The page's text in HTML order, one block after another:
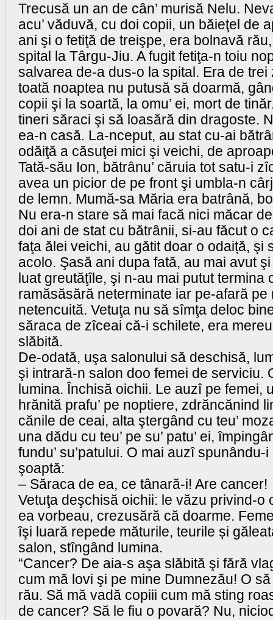
Trecusă un an de cân’ murisă Nelu.
acu’ văduvă, cu doi copii, un băieţel de
ani şi o fetiţă de treişpe, era bolnavă
spital la Târgu-Jiu. A fugit fetiţa-n toiu
salvarea de-a dus-o la spital. Era de trei
toată noaptea nu putusă să doarmă,
copii şi la soartă, la omu’ ei, mort de
tineri săraci şi să loasără din dragoste.
ea-n casă. La-nceput, au stat cu-ai
odăiţă a căsuţei mici şi veichi, de
Tată-său Ion, bătrânu’ căruia tot satu-i
avea un picior de pe front şi umbla-n
de lemn. Mumă-sa Măria era batrână,
Nu era-n stare să mai facă nici măcar
doi ani de stat cu bătrânii, si-au făcut o
faţa ălei veichi, au gătit doar o odaiță, şi
acolo. Şasă ani dupa fată, au mai avut şi
luat greutăţîle, şi n-au mai putut termina
ramăsăsără neterminate iar pe-afară pe
netencuită. Vetuţa nu să sîmţa deloc
săraca de zîceai că-i schilete, era
slăbită.
De-odată, uşa salonului să deschisă,
şi intrară-n salon doo femei de serviciu.
lumina. Închisă oichii. Le auzî pe femei,
hrănită prafu’ pe noptiere, zdrăncănind
cănile de ceai, alta ştergând cu teu’
una dădu cu teu’ pe su’ patu’ ei,
fundu’ su’patului. O mai auzî spunându-
şoaptă:
– Săraca de ea, ce tânară-i! Are cancer!
Vetuţa deşchisă oichii: le văzu privind-o
ea vorbeau, crezusără că doarme.
îşi luară repede măturile, teurile și
salon, stîngând lumina.
“Cancer? De aia-s aşa slăbită şi fără
cum mă lovi şi pe mine Dumnezău! O
rău. Să mă vadă copiii cum mă sting
de cancer? Să le fiu o povară? Nu,